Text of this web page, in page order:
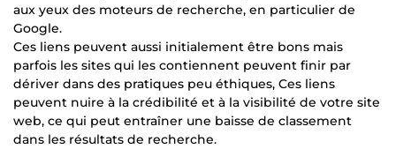
aux yeux des moteurs de recherche, en particulier de
Google.
Ces liens peuvent aussi initialement être bons mais
parfois les sites qui les contiennent peuvent finir par
dériver dans des pratiques peu éthiques, Ces liens
peuvent nuire à la crédibilité et à la visibilité de votre site
web, ce qui peut entraîner une baisse de classement
dans les résultats de recherche.